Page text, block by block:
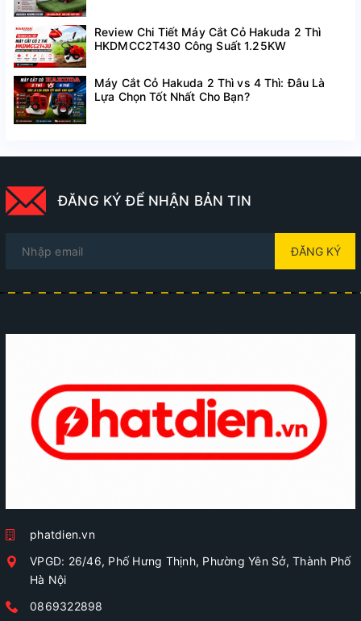
Review Chi Tiết Máy Cắt Cỏ Hakuda 2 Thì
HKDMCC2T430 Công Suất 1.25KW
Máy Cắt Cỏ Hakuda 2 Thì vs 4 Thì: Đâu Là
Lựa Chọn Tốt Nhất Cho Bạn?
ĐĂNG KÝ ĐỂ NHẬN BẢN TIN
ĐĂNG KÝ
phatdien.vn
VPGD: 26/46, Phố Hưng Thịnh, Phường Yên Sở, Thành Phố
Hà Nội
0869322898